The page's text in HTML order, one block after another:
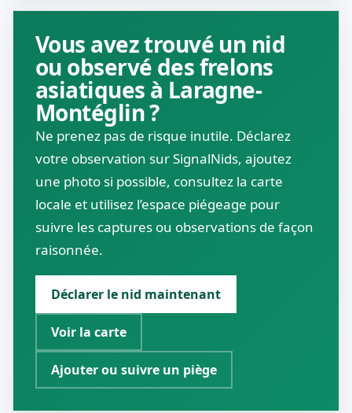
Vous avez trouvé un nid
ou observé des frelons
asiatiques à Laragne-
Montéglin ?
Ne prenez pas de risque inutile. Déclarez
votre observation sur SignalNids, ajoutez
une photo si possible, consultez la carte
locale et utilisez l’espace piégeage pour
suivre les captures ou observations de façon
raisonnée.
Déclarer le nid maintenant
Voir la carte
Ajouter ou suivre un piège